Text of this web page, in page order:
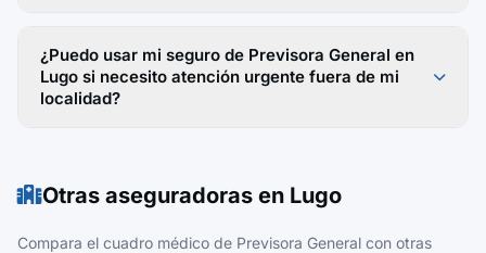
¿Puedo usar mi seguro de Previsora General en
Lugo si necesito atención urgente fuera de mi
localidad?
Otras aseguradoras en Lugo
Compara el cuadro médico de Previsora General con otras